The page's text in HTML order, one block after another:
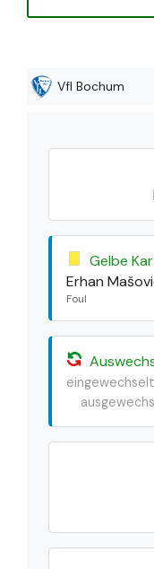
Vfl Bochum
Gelbe
Erhan
Foul